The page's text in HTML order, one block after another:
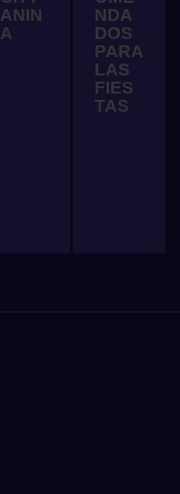
ANIN
A
NDA
DOS
PARA
LAS
FIES
TAS